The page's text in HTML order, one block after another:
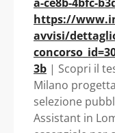
https://
avvisi/
3b | Scopri il
Milano
selezione
Assistant in